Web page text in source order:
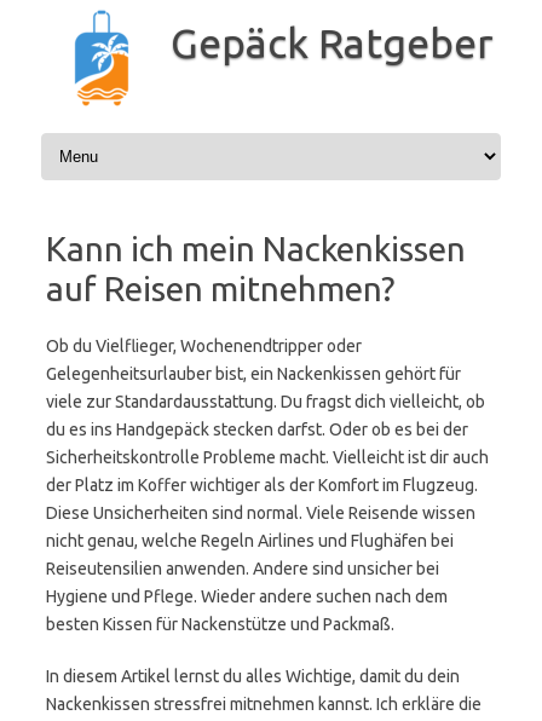
springen
Gepäck Ratgeber
Kann ich mein Nackenkissen
auf Reisen mitnehmen?
Ob du Vielflieger, Wochenendtripper oder
Gelegenheitsurlauber bist, ein Nackenkissen gehört für
viele zur Standardausstattung. Du fragst dich vielleicht, ob
du es ins Handgepäck stecken darfst. Oder ob es bei der
Sicherheitskontrolle Probleme macht. Vielleicht ist dir auch
der Platz im Koffer wichtiger als der Komfort im Flugzeug.
Diese Unsicherheiten sind normal. Viele Reisende wissen
nicht genau, welche Regeln Airlines und Flughäfen bei
Reiseutensilien anwenden. Andere sind unsicher bei
Hygiene und Pflege. Wieder andere suchen nach dem
besten Kissen für Nackenstütze und Packmaß.
In diesem Artikel lernst du alles Wichtige, damit du dein
Nackenkissen stressfrei mitnehmen kannst. Ich erkläre die